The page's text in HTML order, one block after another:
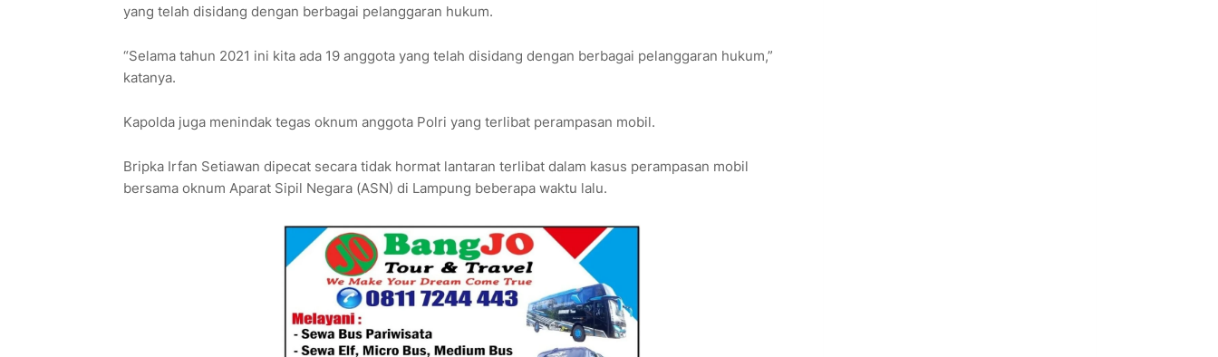
yang telah disidang dengan berbagai pelanggaran hukum.
“Selama tahun 2021 ini kita ada 19 anggota yang telah disidang dengan berbagai pelanggaran hukum,”
katanya.
Kapolda juga menindak tegas oknum anggota Polri yang terlibat perampasan mobil.
Bripka Irfan Setiawan dipecat secara tidak hormat lantaran terlibat dalam kasus perampasan mobil
bersama oknum Aparat Sipil Negara (ASN) di Lampung beberapa waktu lalu.